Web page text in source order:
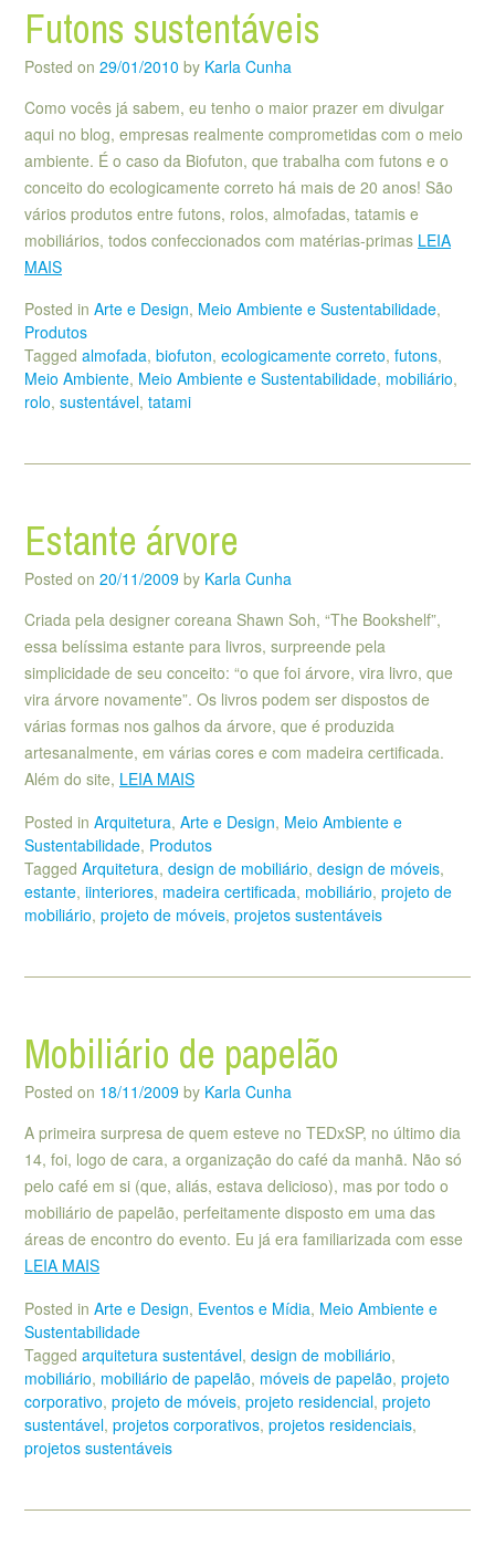
Futons sustentáveis
Posted on 29/01/2010 by Karla Cunha
Como vocês já sabem, eu tenho o maior prazer em divulgar
aqui no blog, empresas realmente comprometidas com o meio
ambiente. É o caso da Biofuton, que trabalha com futons e o
conceito do ecologicamente correto há mais de 20 anos! São
vários produtos entre futons, rolos, almofadas, tatamis e
mobiliários, todos confeccionados com matérias-primas LEIA
MAIS
Posted in Arte e Design, Meio Ambiente e Sustentabilidade,
Produtos
Tagged almofada, biofuton, ecologicamente correto, futons,
Meio Ambiente, Meio Ambiente e Sustentabilidade, mobiliário,
rolo, sustentável, tatami
Estante árvore
Posted on 20/11/2009 by Karla Cunha
Criada pela designer coreana Shawn Soh, “The Bookshelf”,
essa belíssima estante para livros, surpreende pela
simplicidade de seu conceito: “o que foi árvore, vira livro, que
vira árvore novamente”. Os livros podem ser dispostos de
várias formas nos galhos da árvore, que é produzida
artesanalmente, em várias cores e com madeira certificada.
Além do site, LEIA MAIS
Posted in Arquitetura, Arte e Design, Meio Ambiente e
Sustentabilidade, Produtos
Tagged Arquitetura, design de mobiliário, design de móveis,
estante, iinteriores, madeira certificada, mobiliário, projeto de
mobiliário, projeto de móveis, projetos sustentáveis
Mobiliário de papelão
Posted on 18/11/2009 by Karla Cunha
A primeira surpresa de quem esteve no TEDxSP, no último dia
14, foi, logo de cara, a organização do café da manhã. Não só
pelo café em si (que, aliás, estava delicioso), mas por todo o
mobiliário de papelão, perfeitamente disposto em uma das
áreas de encontro do evento. Eu já era familiarizada com esse
LEIA MAIS
Posted in Arte e Design, Eventos e Mídia, Meio Ambiente e
Sustentabilidade
Tagged arquitetura sustentável, design de mobiliário,
mobiliário, mobiliário de papelão, móveis de papelão, projeto
corporativo, projeto de móveis, projeto residencial, projeto
sustentável, projetos corporativos, projetos residenciais,
projetos sustentáveis